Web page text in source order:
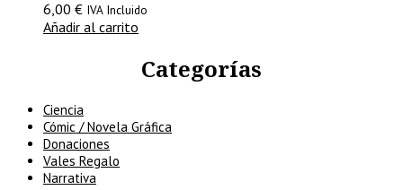
6,00 € IVA Incluido
Añadir al carrito
Categorías
Ciencia
Cómic / Novela Gráfica
Donaciones
Vales Regalo
Narrativa